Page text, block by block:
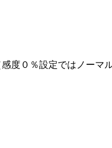
度０％設定ではノーマ